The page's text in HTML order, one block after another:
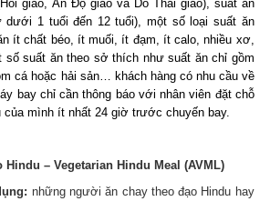
giáo, Ấn Độ giáo và Do Thái giáo), suất ăn
dưới 1 tuổi đến 12 tuổi), một số loại suất ăn
ít chất béo, ít muối, ít đạm, ít calo, nhiều xơ,
suất ăn theo sở thích như suất ăn chỉ gồm
cá hoặc hải sản… khách hàng có nhu cầu về
bay chỉ cần thông báo với nhân viên đặt chỗ
của mình ít nhất 24 giờ trước chuyến bay.
Hindu – Vegetarian Hindu Meal (AVML)
những người ăn chay theo đạo Hindu hay